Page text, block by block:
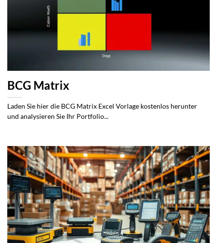
BCG Matrix
Laden Sie hier die BCG Matrix Excel Vorlage kostenlos herunter
und analysieren Sie Ihr Portfolio...